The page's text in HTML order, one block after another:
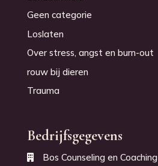
Geen categorie
Loslaten
Over stress, angst en burn-out
rouw bij dieren
Trauma
Bedrijfsgegevens
Bos Counseling en Coaching